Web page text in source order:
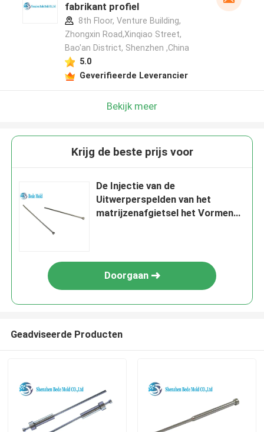
fabrikant profiel
8th Floor, Venture Building,
Zhongxin Road,Xinqiao Street,
Bao'an District, Shenzhen ,China
5.0
Geverifieerde Leverancier
Bekijk meer
Krijg de beste prijs voor
De Injectie van de
Uitwerperspelden van het
matrijzenafgietsel het Vormen
Doorgaan
Geadviseerde Producten